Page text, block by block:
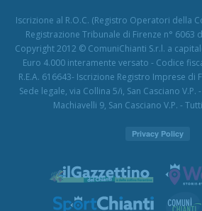
Iscrizione al R.O.C. (Registro Operatori della
Registrazione Tribunale di Firenze n° 6063
Copyright 2012 © ComuniChianti S.r.l. a
Euro 4.000 interamente versato - Codice
R.E.A. 616643- Iscrizione Registro Imprese di
Sede legale, via Collina 5/i, San Casciano
Machiavelli 9, San Casciano V.P. -